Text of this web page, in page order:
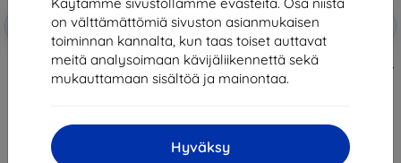
on välttämättömiä sivuston asianmukaisen
toiminnan kannalta, kun taas toiset auttavat
meitä analysoimaan kävijäliikennettä sekä
mukauttamaan sisältöä ja mainontaa.
Hyväksy
Alennus
kupongilla
EXTRA10
Tactical Glass Shield for Xiaomi
Pad 7/8/8 Pro Clear
(57983130431)
14,31 €
Varastossa > 5 kpl
-10%
Alennus
kupongilla
TECH-PROTECT GLASS FIT+ 2-
PACK GARMIN FORERUNNER 70 /
170 CLEAR (5906302324316)
10,71 €